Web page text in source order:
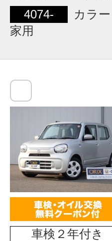
4074-
カラ
家用
車検２年付き